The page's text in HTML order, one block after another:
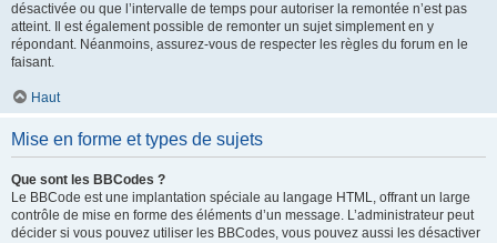
désactivée ou que l’intervalle de temps pour autoriser la remontée n’est pas
atteint. Il est également possible de remonter un sujet simplement en y
répondant. Néanmoins, assurez-vous de respecter les règles du forum en le
faisant.
Haut
Mise en forme et types de sujets
Que sont les BBCodes ?
Le BBCode est une implantation spéciale au langage HTML, offrant un large
contrôle de mise en forme des éléments d’un message. L’administrateur peut
décider si vous pouvez utiliser les BBCodes, vous pouvez aussi les désactiver